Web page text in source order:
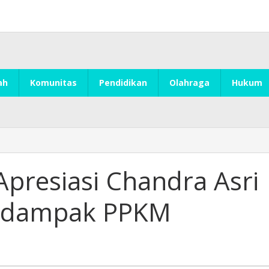
Komunitas Pendidikan Olahraga Hukum
Chandra Asri
PPKM